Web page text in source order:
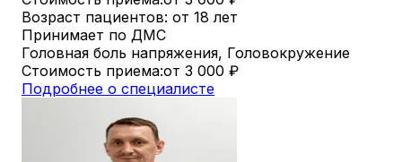
Возраст пациентов: от 18 лет
Принимает по ДМС
Головная боль напряжения, Головокружение
Стоимость приема:от 3 000 ₽
Подробнее о специалисте